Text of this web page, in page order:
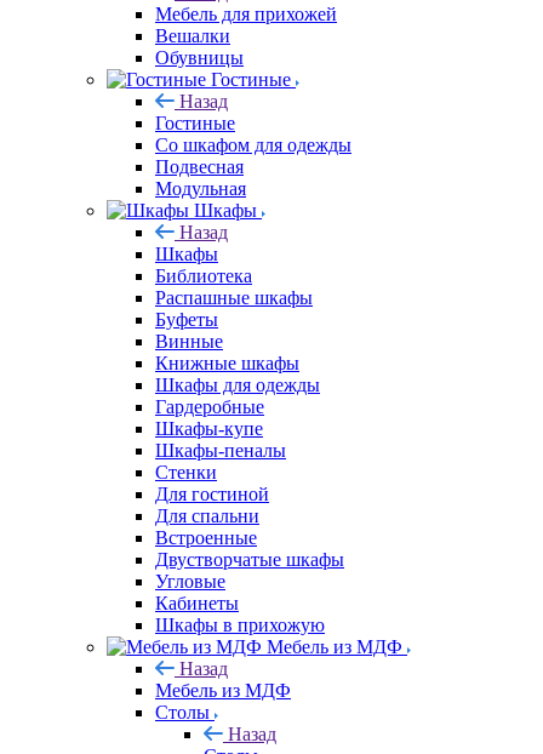
Мебель для прихожей
Вешалки
Обувницы
Гостиные
Назад
Гостиные
Со шкафом для одежды
Подвесная
Модульная
Шкафы
Назад
Шкафы
Библиотека
Распашные шкафы
Буфеты
Винные
Книжные шкафы
Шкафы для одежды
Гардеробные
Шкафы-купе
Шкафы-пеналы
Стенки
Для гостиной
Для спальни
Встроенные
Двустворчатые шкафы
Угловые
Кабинеты
Шкафы в прихожую
Мебель из МДФ
Назад
Мебель из МДФ
Столы
Назад